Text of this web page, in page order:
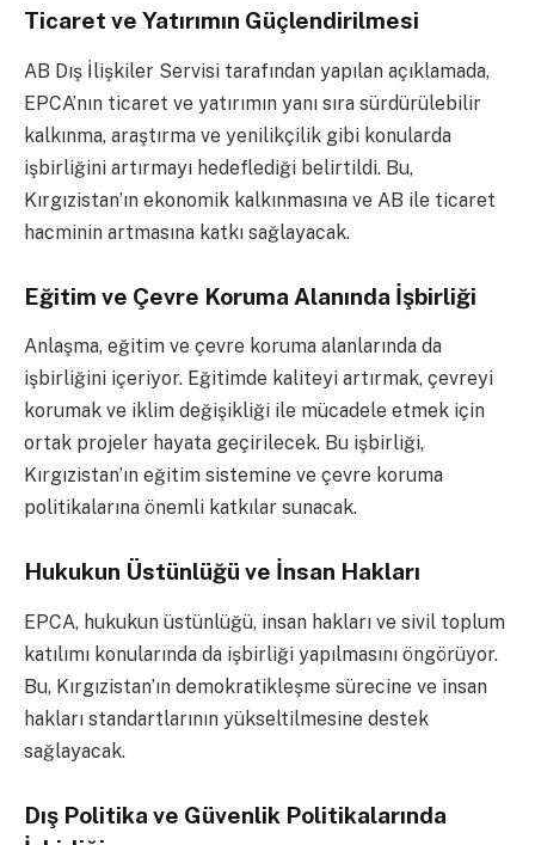
Ticaret ve Yatırımın Güçlendirilmesi
AB Dış İlişkiler Servisi tarafından yapılan açıklamada,
EPCA’nın ticaret ve yatırımın yanı sıra sürdürülebilir
kalkınma, araştırma ve yenilikçilik gibi konularda
işbirliğini artırmayı hedeflediği belirtildi. Bu,
Kırgızistan’ın ekonomik kalkınmasına ve AB ile ticaret
hacminin artmasına katkı sağlayacak.
Eğitim ve Çevre Koruma Alanında İşbirliği
Anlaşma, eğitim ve çevre koruma alanlarında da
işbirliğini içeriyor. Eğitimde kaliteyi artırmak, çevreyi
korumak ve iklim değişikliği ile mücadele etmek için
ortak projeler hayata geçirilecek. Bu işbirliği,
Kırgızistan’ın eğitim sistemine ve çevre koruma
politikalarına önemli katkılar sunacak.
Hukukun Üstünlüğü ve İnsan Hakları
EPCA, hukukun üstünlüğü, insan hakları ve sivil toplum
katılımı konularında da işbirliği yapılmasını öngörüyor.
Bu, Kırgızistan’ın demokratikleşme sürecine ve insan
hakları standartlarının yükseltilmesine destek
sağlayacak.
Dış Politika ve Güvenlik Politikalarında